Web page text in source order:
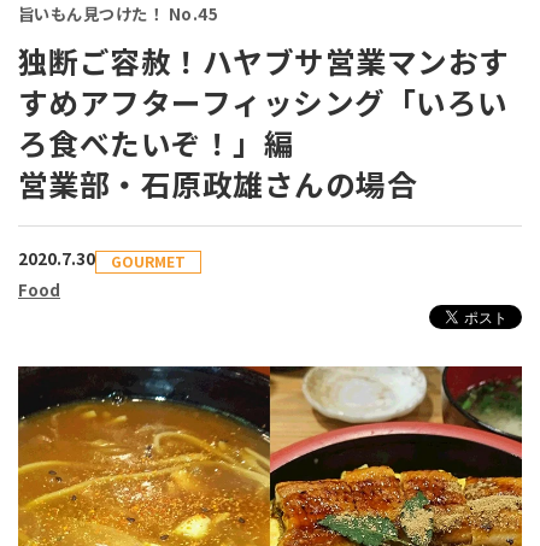
旨いもん見つけた！ No.45
独断ご容赦！ハヤブサ営業マンおす
すめアフターフィッシング「いろい
ろ食べたいぞ！」編
営業部・石原政雄さんの場合
2020.7.30 GOURMET
Food